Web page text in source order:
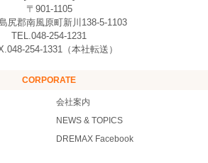
〒901-1105
尻郡南風原町新川138-5-1103
TEL.048-254-1231
254-1331（本社転送）
CORPORATE
会社案内
NEWS & TOPICS
DREMAX Facebook